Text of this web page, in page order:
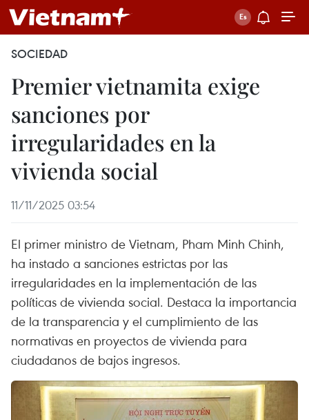
SOCIEDAD
Premier vietnamita exige
sanciones por
irregularidades en la
vivienda social
11/11/2025 03:54
El primer ministro de Vietnam, Pham Minh Chinh,
ha instado a sanciones estrictas por las
irregularidades en la implementación de las
políticas de vivienda social. Destaca la importancia
de la transparencia y el cumplimiento de las
normativas en proyectos de vivienda para
ciudadanos de bajos ingresos.